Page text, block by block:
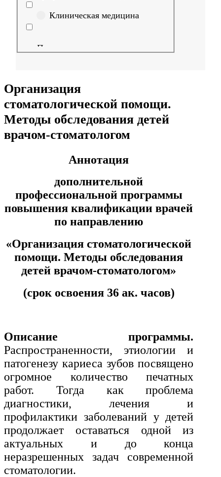
Клиническая медицина
Правовые дисциплины в
Управленческие дисциплины в
медицине
Здравоохранение и медицинские
Образование и педагогические
науки
Социология и социальная работа
Профессиональное обучение
рабочих и служащих
История и археология
Техносферная безопасность и ОТ
Техносферная безопасность и
природообустройство
Экологическая безопасность в
промышленности
Управление охраной труда.
Техносферная безопасность
Организация
стоматологической помощи.
Методы обследования детей
врачом-стоматологом
Аннотация
дополнительной
профессиональной программы
повышения квалификации врачей
по направлению
«Организация стоматологической
помощи. Методы обследования
детей врачом-стоматологом»
(срок освоения 36 ак. часов)
Описание программы.
Распространенности, этиологии и
патогенезу кариеса зубов посвящено
огромное количество печатных
работ. Тогда как проблема
диагностики, лечения и
профилактики заболеваний у детей
продолжает оставаться одной из
актуальных и до конца
неразрешенных задач современной
стоматологии.